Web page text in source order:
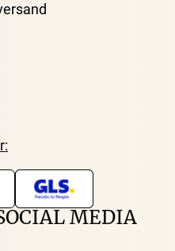
MEDIA